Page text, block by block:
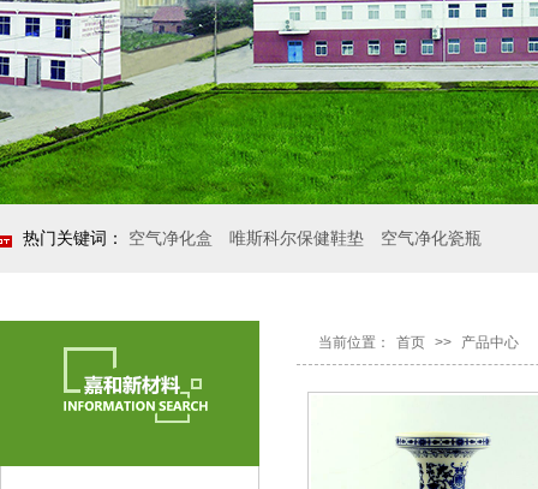
热门关键词： 空气净化盒 唯斯科尔保健鞋垫 空气净化瓷瓶
当前位置： 首页 >> 产品中心